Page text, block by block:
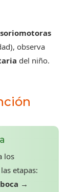
observa
del niño.
los
etapas:
→